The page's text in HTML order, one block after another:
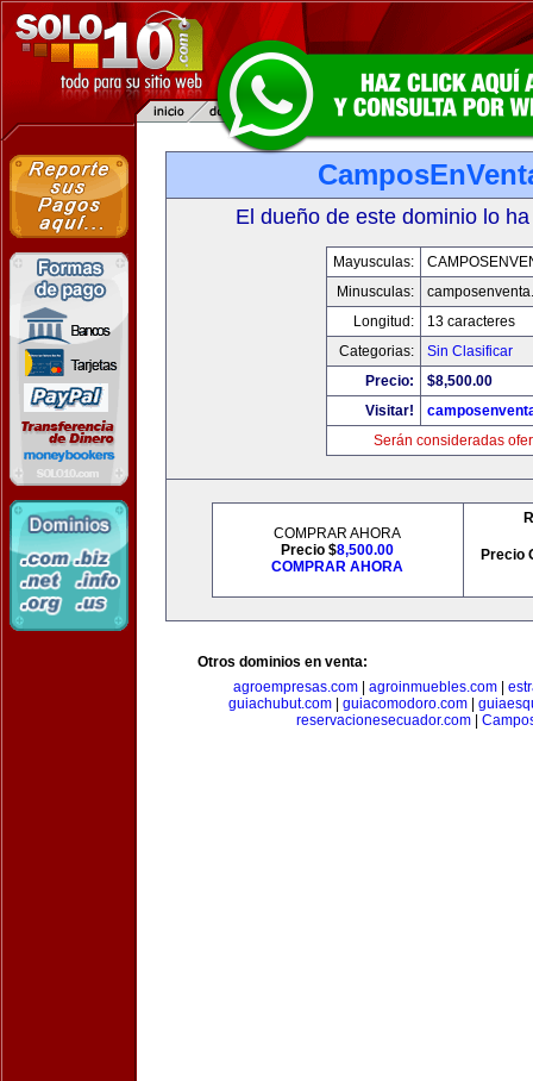
El dueño de este dominio lo
Mayusculas:
Minusculas:
Longitud:
13 caracteres
Categorias:
Sin Clasificar
Precio:
$8,500.00
Visitar!
Serán consideradas
COMPRAR AHORA
Precio $8,500.00
COMPRAR AHORA
Precio
Otros dominios en venta:
agroempresas.com| agroinmuebles.com|
guiachubut.com
guiacomodoro.com
reservacionesecuador.com